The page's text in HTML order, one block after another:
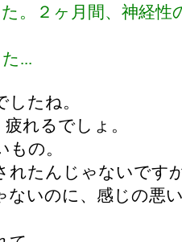
。２ヶ月間、神経性
...
たね。
れるでしょ。
の。
れたんじゃないです
ないのに、感じの悪